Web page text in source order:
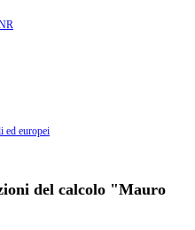
ed europei
del calcolo "Mauro